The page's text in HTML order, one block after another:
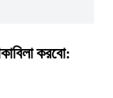
করবো: